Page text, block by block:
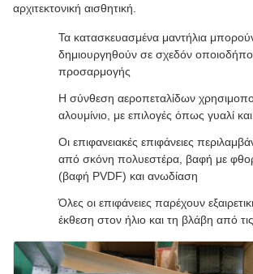
αρχιτεκτονική αισθητική.
Τα κατασκευασμένα μαντήλια
δημιουργηθούν σε σχεδόν
προσαρμογής
Η σύνθεση αεροπεταλίδων
αλουμίνιο, με επιλογές όπως γυαλί
Οι επιφανειακές επιφάνειες
από σκόνη πολυεστέρα, βαφή με
(βαφή PVDF) και ανωδίαση
Όλες οι επιφάνειες παρέχουν
έκθεση στον ήλιο και τη βλάβη από